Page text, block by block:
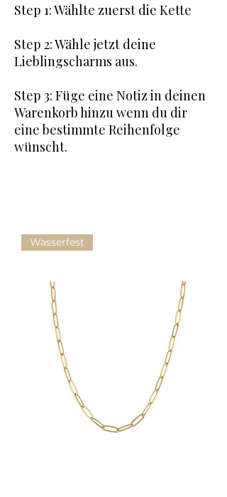
Step 1: Wählte zuerst die Kette
Step 2: Wähle jetzt deine
Lieblingscharms aus.
Step 3: Füge eine Notiz in deinen
Warenkorb hinzu wenn du dir
eine bestimmte Reihenfolge
wünscht.
Wasserfest